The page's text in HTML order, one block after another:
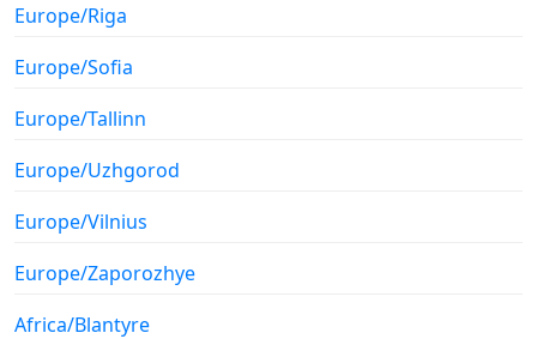
Europe/Riga
Europe/Sofia
Europe/Tallinn
Europe/Uzhgorod
Europe/Vilnius
Europe/Zaporozhye
Africa/Blantyre